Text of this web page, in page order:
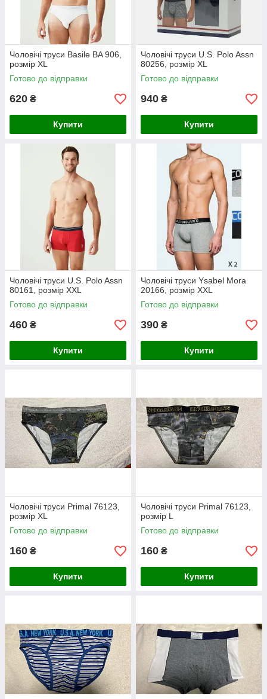
Чоловічі труси Basile BA 906,
розмір XL
Готово до відправки
620 ₴
Купити
Чоловічі труси U.S. Polo Assn
80256, розмір XL
Готово до відправки
940 ₴
Купити
Чоловічі труси U.S. Polo Assn
80161, розмір XXL
Готово до відправки
460 ₴
Купити
Чоловічі труси Ysabel Mora
20166, розмір XXL
Готово до відправки
390 ₴
Купити
Чоловічі труси Primal 76123,
розмір XL
Готово до відправки
160 ₴
Купити
Чоловічі труси Primal 76123,
розмір L
Готово до відправки
160 ₴
Купити